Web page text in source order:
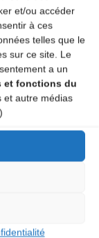
et/ou accéder
à ces
telles que le
sur ce site. Le
a un
et fonctions du
et autre médias
de Son)